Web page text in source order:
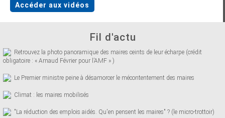
Accéder aux vidéos
Fil d'actu
Retrouvez la photo panoramique des maires ceints de leur écharpe (crédit
obligatoire : « Arnaud Février pour l’AMF » )
Le Premier ministre peine à désamorcer le mécontentement des maires
Climat : les maires mobilisés
"La réduction des emplois aidés. Qu'en pensent les maires" ? (le micro-trottoir)